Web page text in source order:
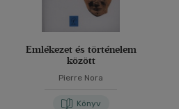
Emlékezet és történelem
között
Pierre Nora
Könyv